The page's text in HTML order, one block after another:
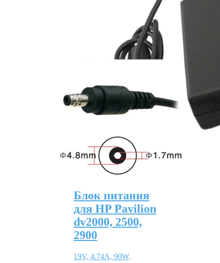
Блок питания
для HP Pavilion
dv2000, 2500,
2900
19V, 4.74A, 90W,